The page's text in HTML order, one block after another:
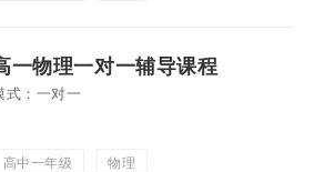
一物理一对一辅导课程
式：一对一
高中一年级 物理